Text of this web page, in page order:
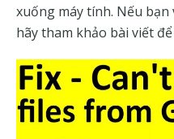
xuống máy tính. Nếu
hãy tham khảo bài viết